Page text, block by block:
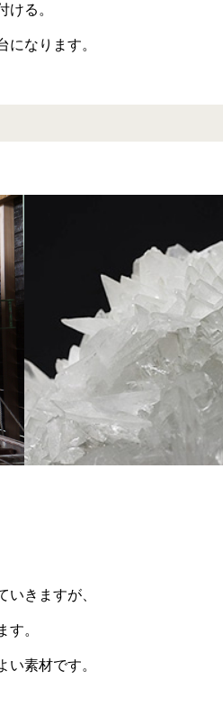
ける。
なります。
きますが、
。
素材です。